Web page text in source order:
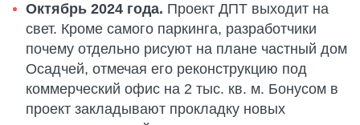
Октябрь 2024 года. Проект ДПТ выходит на
свет. Кроме самого паркинга, разработчики
почему отдельно рисуют на плане частный дом
Осадчей, отмечая его реконструкцию под
коммерческий офис на 2 тыс. кв. м. Бонусом в
проект закладывают прокладку новых